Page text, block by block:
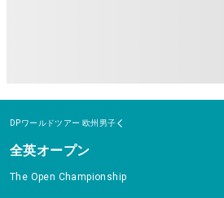
DPワールドツアー 欧州男子
全英オープン
The Open Championship